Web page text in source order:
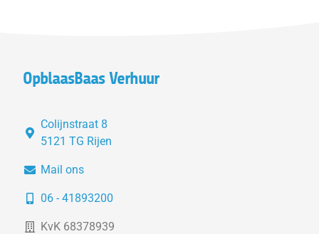
OpblaasBaas Verhuur
Colijnstraat 8
5121 TG Rijen
Mail ons
06 - 41893200
KvK 68378939